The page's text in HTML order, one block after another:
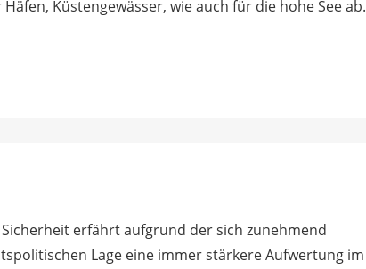
Küstengewässer, wie auch für die hohe See ab.
erfährt aufgrund der sich zunehmend
Lage eine immer stärkere Aufwertung im